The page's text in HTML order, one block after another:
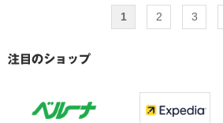
1 2 3